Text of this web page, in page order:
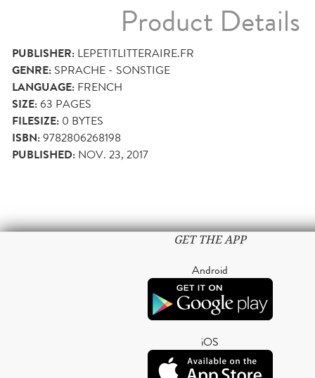
Product Details
PUBLISHER: LEPETITLITTERAIRE.FR
GENRE: SPRACHE - SONSTIGE
LANGUAGE: FRENCH
SIZE:63 PAGES
FILESIZE: 0 BYTES
ISBN:9782806268198
PUBLISHED: NOV. 23, 2017
GET THE APP
Android
iOS